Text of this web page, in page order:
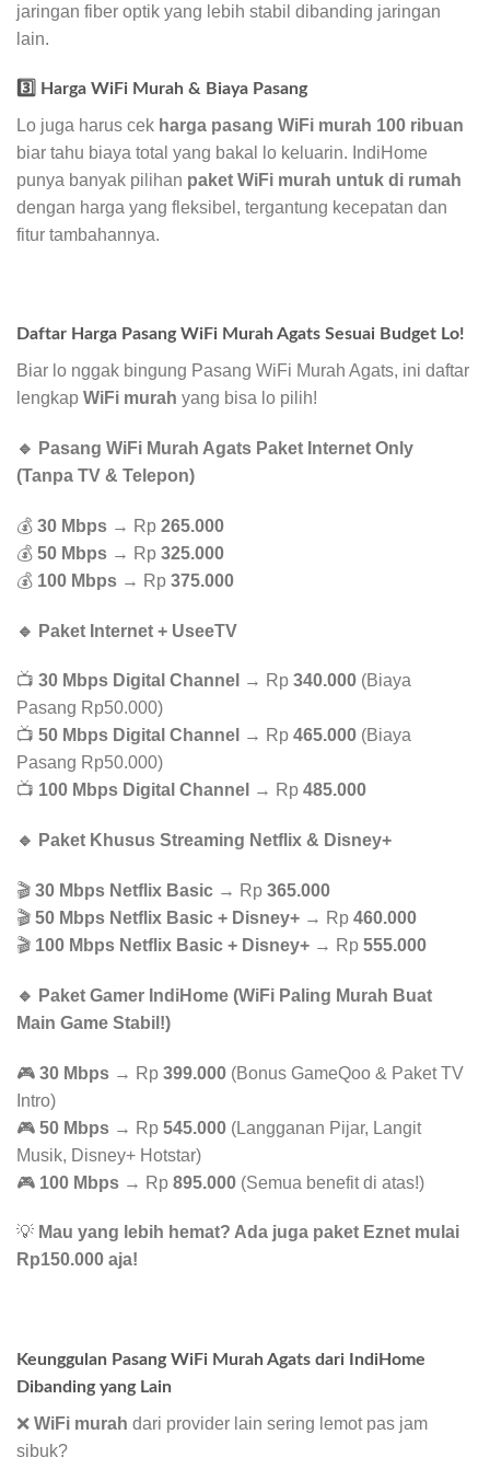
jaringan fiber optik yang lebih stabil dibanding jaringan
lain.
3️⃣ Harga WiFi Murah & Biaya Pasang
Lo juga harus cek harga pasang WiFi murah 100 ribuan
biar tahu biaya total yang bakal lo keluarin. IndiHome
punya banyak pilihan paket WiFi murah untuk di rumah
dengan harga yang fleksibel, tergantung kecepatan dan
fitur tambahannya.
Daftar Harga Pasang WiFi Murah Agats Sesuai Budget Lo!
Biar lo nggak bingung Pasang WiFi Murah Agats, ini daftar
lengkap WiFi murah yang bisa lo pilih!
🔹 Pasang WiFi Murah Agats Paket Internet Only
(Tanpa TV & Telepon)
💰 30 Mbps → Rp 265.000
💰 50 Mbps → Rp 325.000
💰 100 Mbps → Rp 375.000
🔹 Paket Internet + UseeTV
📺 30 Mbps Digital Channel → Rp 340.000 (Biaya
Pasang Rp50.000)
📺 50 Mbps Digital Channel → Rp 465.000 (Biaya
Pasang Rp50.000)
📺 100 Mbps Digital Channel → Rp 485.000
🔹 Paket Khusus Streaming Netflix & Disney+
🎬 30 Mbps Netflix Basic → Rp 365.000
🎬 50 Mbps Netflix Basic + Disney+ → Rp 460.000
🎬 100 Mbps Netflix Basic + Disney+ → Rp 555.000
🔹 Paket Gamer IndiHome (WiFi Paling Murah Buat
Main Game Stabil!)
🎮 30 Mbps → Rp 399.000 (Bonus GameQoo & Paket TV
Intro)
🎮 50 Mbps → Rp 545.000 (Langganan Pijar, Langit
Musik, Disney+ Hotstar)
🎮 100 Mbps → Rp 895.000 (Semua benefit di atas!)
💡 Mau yang lebih hemat? Ada juga paket Eznet mulai
Rp150.000 aja!
Keunggulan Pasang WiFi Murah Agats dari IndiHome
Dibanding yang Lain
❌ WiFi murah dari provider lain sering lemot pas jam
sibuk?